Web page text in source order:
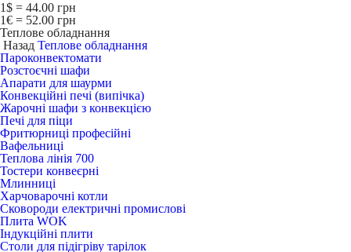
1$ = 44.00 грн
1€ = 52.00 грн
Теплове обладнання
Назад Теплове обладнання
Пароконвектомати
Розстоєчні шафи
Апарати для шаурми
Конвекційні печі (випічка)
Жарочні шафи з конвекцією
Печі для піци
Фритюрниці професійні
Вафельниці
Теплова лінія 700
Тостери конвеєрні
Млинниці
Харчоварочні котли
Сковороди електричні промислові
Плита WOK
Індукційні плити
Столи для підігріву тарілок